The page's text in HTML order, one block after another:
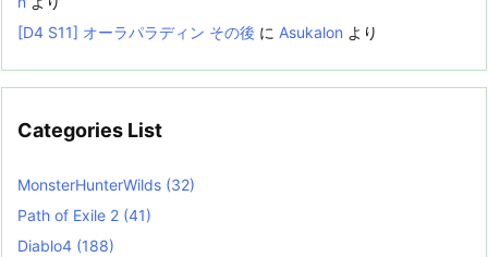
[D4 S11] オーラパラディン その後 に Asukalon より
Categories List
MonsterHunterWilds (32)
Path of Exile 2 (41)
Diablo4 (188)